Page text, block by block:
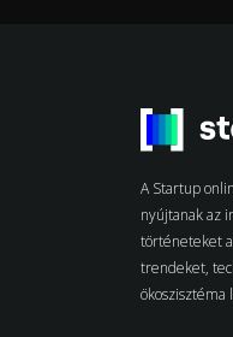
A Startup
nyújtanak az
történeteket
trendeket,